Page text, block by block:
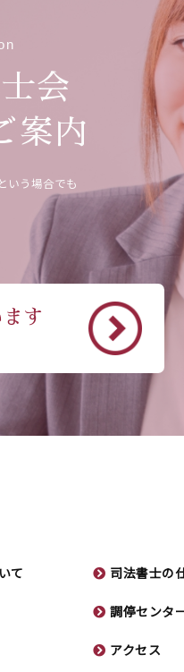
会
案内
いう場合でも
す
て 司法書士の
調停センタ
アクセス